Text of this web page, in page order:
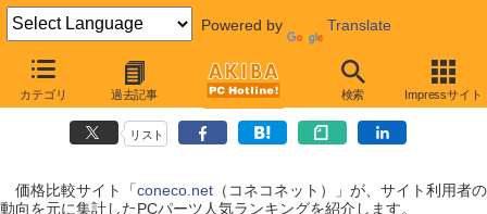
Powered by Translate
カテゴリ 過去記事 検索 Impressサイト
coneco.net人気ランキング（PCパーツ編）
（2011/9/28〜2011/10/4）
リスト
価格比較サイト「coneco.net（コネコネット）」が、サイト利用者の
動向を元に集計したPCパーツ人気ランキングを紹介します。